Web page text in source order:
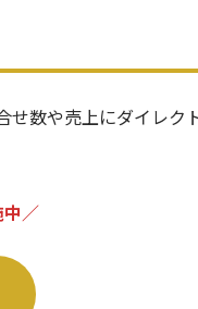
せ数や売上にダイレク
／